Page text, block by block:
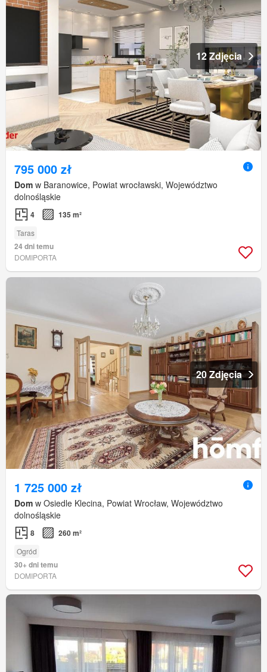
12 Zdjęcia
795 000 zł
Dom w Baranowice, Powiat wrocławski, Województwo
dolnośląskie
4 135 m²
Taras
24 dni temu
DOMIPORTA
20 Zdjęcia
1 725 000 zł
Dom w Osiedle Klecina, Powiat Wrocław, Województwo
dolnośląskie
8 260 m²
Ogród
30+ dni temu
DOMIPORTA